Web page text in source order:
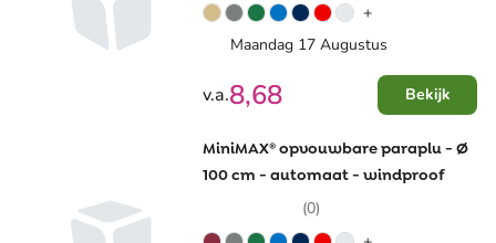
+
Maandag 17 Augustus
v.a.8,68 Bekijk
MiniMAX® opvouwbare paraplu - Ø
100 cm - automaat - windproof
(0)